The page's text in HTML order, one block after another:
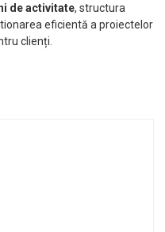
de activitate, structura
eficientă a proiectelor
clienți.